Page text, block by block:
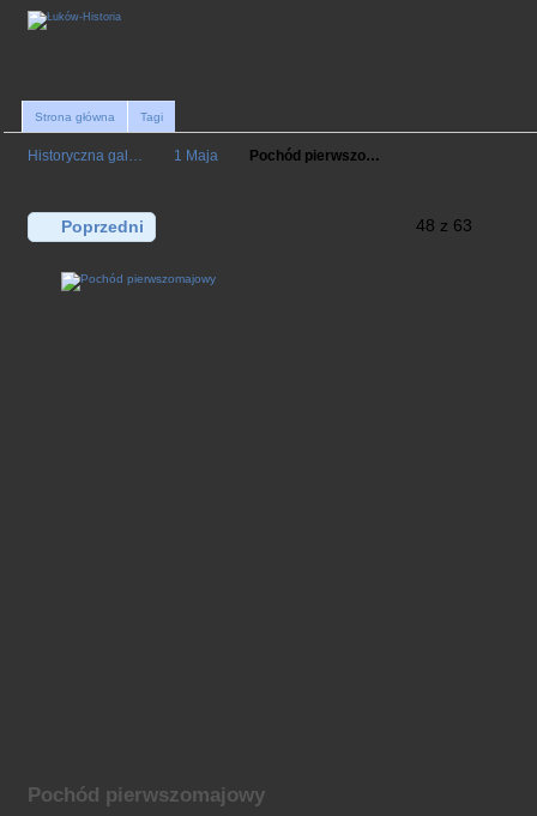
Strona główna Tagi
Historyczna gal… 1 Maja Pochód pierwszo…
Poprzedni 48 z 63
Pochód pierwszomajowy